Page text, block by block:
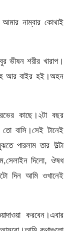
নাম্বার কোথাই
ভীষন শরীর খারাপ।
আর বাইর হই।অহন
কাছে।২টা বছর
বাসি।সেই টানেই
পারলাম তার উল্টা
দিলো, ঔষধ
দিন আমি ওখানেই
করবেন।এবার